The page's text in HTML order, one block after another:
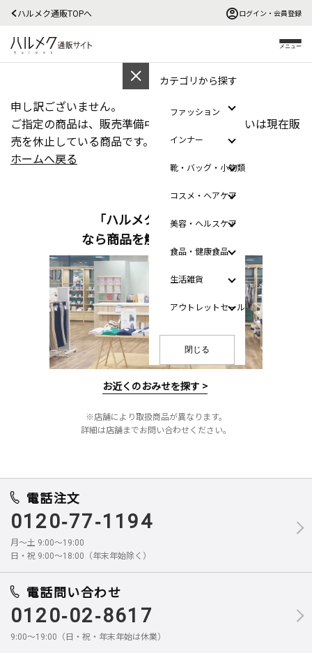
ハルメク通販TOPへ ログイン・会員登録
メニュー
カテゴリから探す
ファッション
インナー
靴・バッグ・小物類
コスメ・ヘアケア
美容・ヘルスケア
食品・健康食品
生活雑貨
アウトレットセール
閉じる
申し訳ございません。
ご指定の商品は、販売準備中、販売終了、あるいは現在販
売を休止している商品です。
ホームへ戻る
「ハルメクのおみせ」
なら商品を触って選べます
お近くのおみせを探す >
※店舗により取扱商品が異なります。
詳細は店舗までお問い合わせください。
電話注文
0120-77-1194
月～土 9:00～19:00
日・祝 9:00～18:00（年末年始除く）
電話問い合わせ
0120-02-8617
9:00～19:00（日・祝・年末年始は休業）